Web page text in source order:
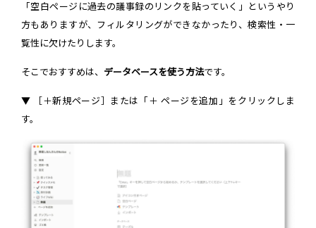
「空白ページに過去の議事録のリンクを貼っていく」というやり
方もありますが、フィルタリングができなかったり、検索性・一
覧性に欠けたりします。
そこでおすすめは、 データベースを使う方法です。
▼ ［＋新規ページ］または「＋ ページを追加」をクリックしま
す。